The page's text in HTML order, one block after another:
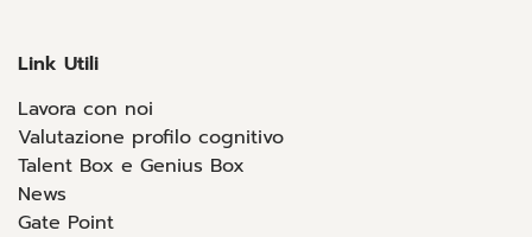
Link Utili
Lavora con noi
Valutazione profilo cognitivo
Talent Box e Genius Box
News
Gate Point